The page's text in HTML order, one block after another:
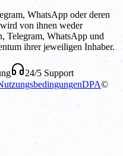
WhatsApp oder deren
von ihnen weder
Telegram, WhatsApp und
ihrer jeweiligen Inhaber.
24/5 Support
DPA©